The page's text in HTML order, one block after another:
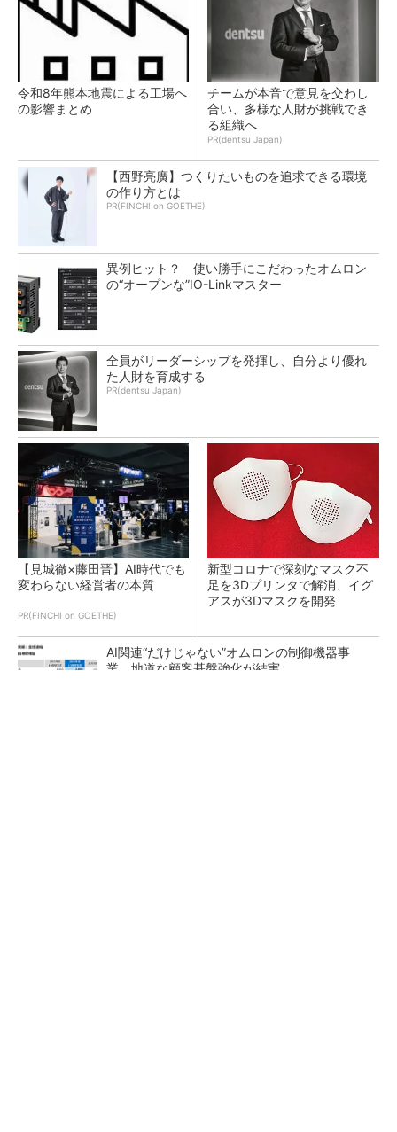
令和8年熊本地震による工場へ
の影響まとめ
チームが本音で意見を交わし
合い、多様な人財が挑戦でき
る組織へ
PR(dentsu Japan)
【西野亮廣】つくりたいものを追求できる環境
の作り方とは
PR(FINCHI on GOETHE)
異例ヒット？ 使い勝手にこだわったオムロン
の“オープンな”IO-Linkマスター
全員がリーダーシップを発揮し、自分より優れ
た人財を育成する
PR(dentsu Japan)
【見城徹×藤田晋】AI時代でも
変わらない経営者の本質
PR(FINCHI on GOETHE)
新型コロナで深刻なマスク不
足を3Dプリンタで解消、イグ
アスが3Dマスクを開発
AI関連“だけじゃない”オムロンの制御機器事
業、地道な顧客基盤強化が結実